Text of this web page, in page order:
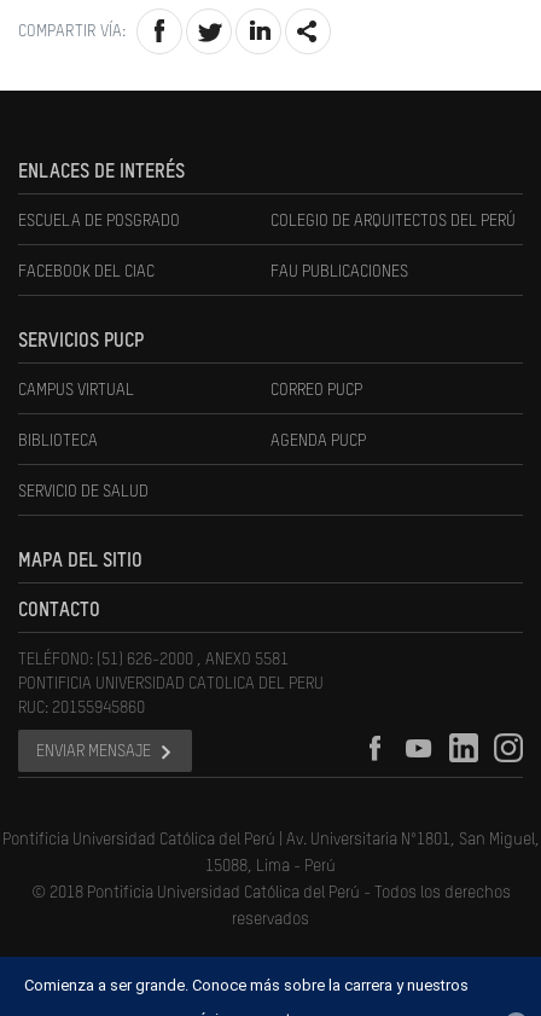
COMPARTIR VÍA:
ENLACES DE INTERÉS
ESCUELA DE POSGRADO COLEGIO DE ARQUITECTOS DEL PERÚ
FACEBOOK DEL CIAC FAU PUBLICACIONES
SERVICIOS PUCP
CAMPUS VIRTUAL CORREO PUCP
BIBLIOTECA AGENDA PUCP
SERVICIO DE SALUD
MAPA DEL SITIO
CONTACTO
TELÉFONO: (51) 626-2000 , ANEXO 5581
PONTIFICIA UNIVERSIDAD CATOLICA DEL PERU
RUC: 20155945860
ENVIAR MENSAJE
Pontificia Universidad Católica del Perú | Av. Universitaria N°1801, San Miguel,
15088, Lima - Perú
© 2018 Pontificia Universidad Católica del Perú - Todos los derechos
reservados
Comienza a ser grande. Conoce más sobre la carrera y nuestros